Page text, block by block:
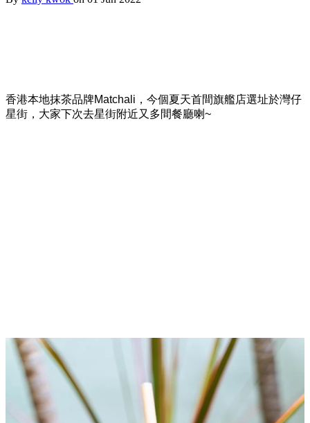
香港本地抹茶品牌Matchali，今個夏天首間旗艦店選址於灣仔
星街，大家下次去星街附近又多間餐廳喇~